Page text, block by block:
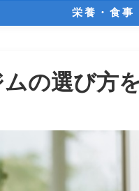
栄養・食事
ムの選び方